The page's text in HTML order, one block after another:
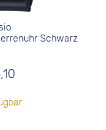
Schwarz